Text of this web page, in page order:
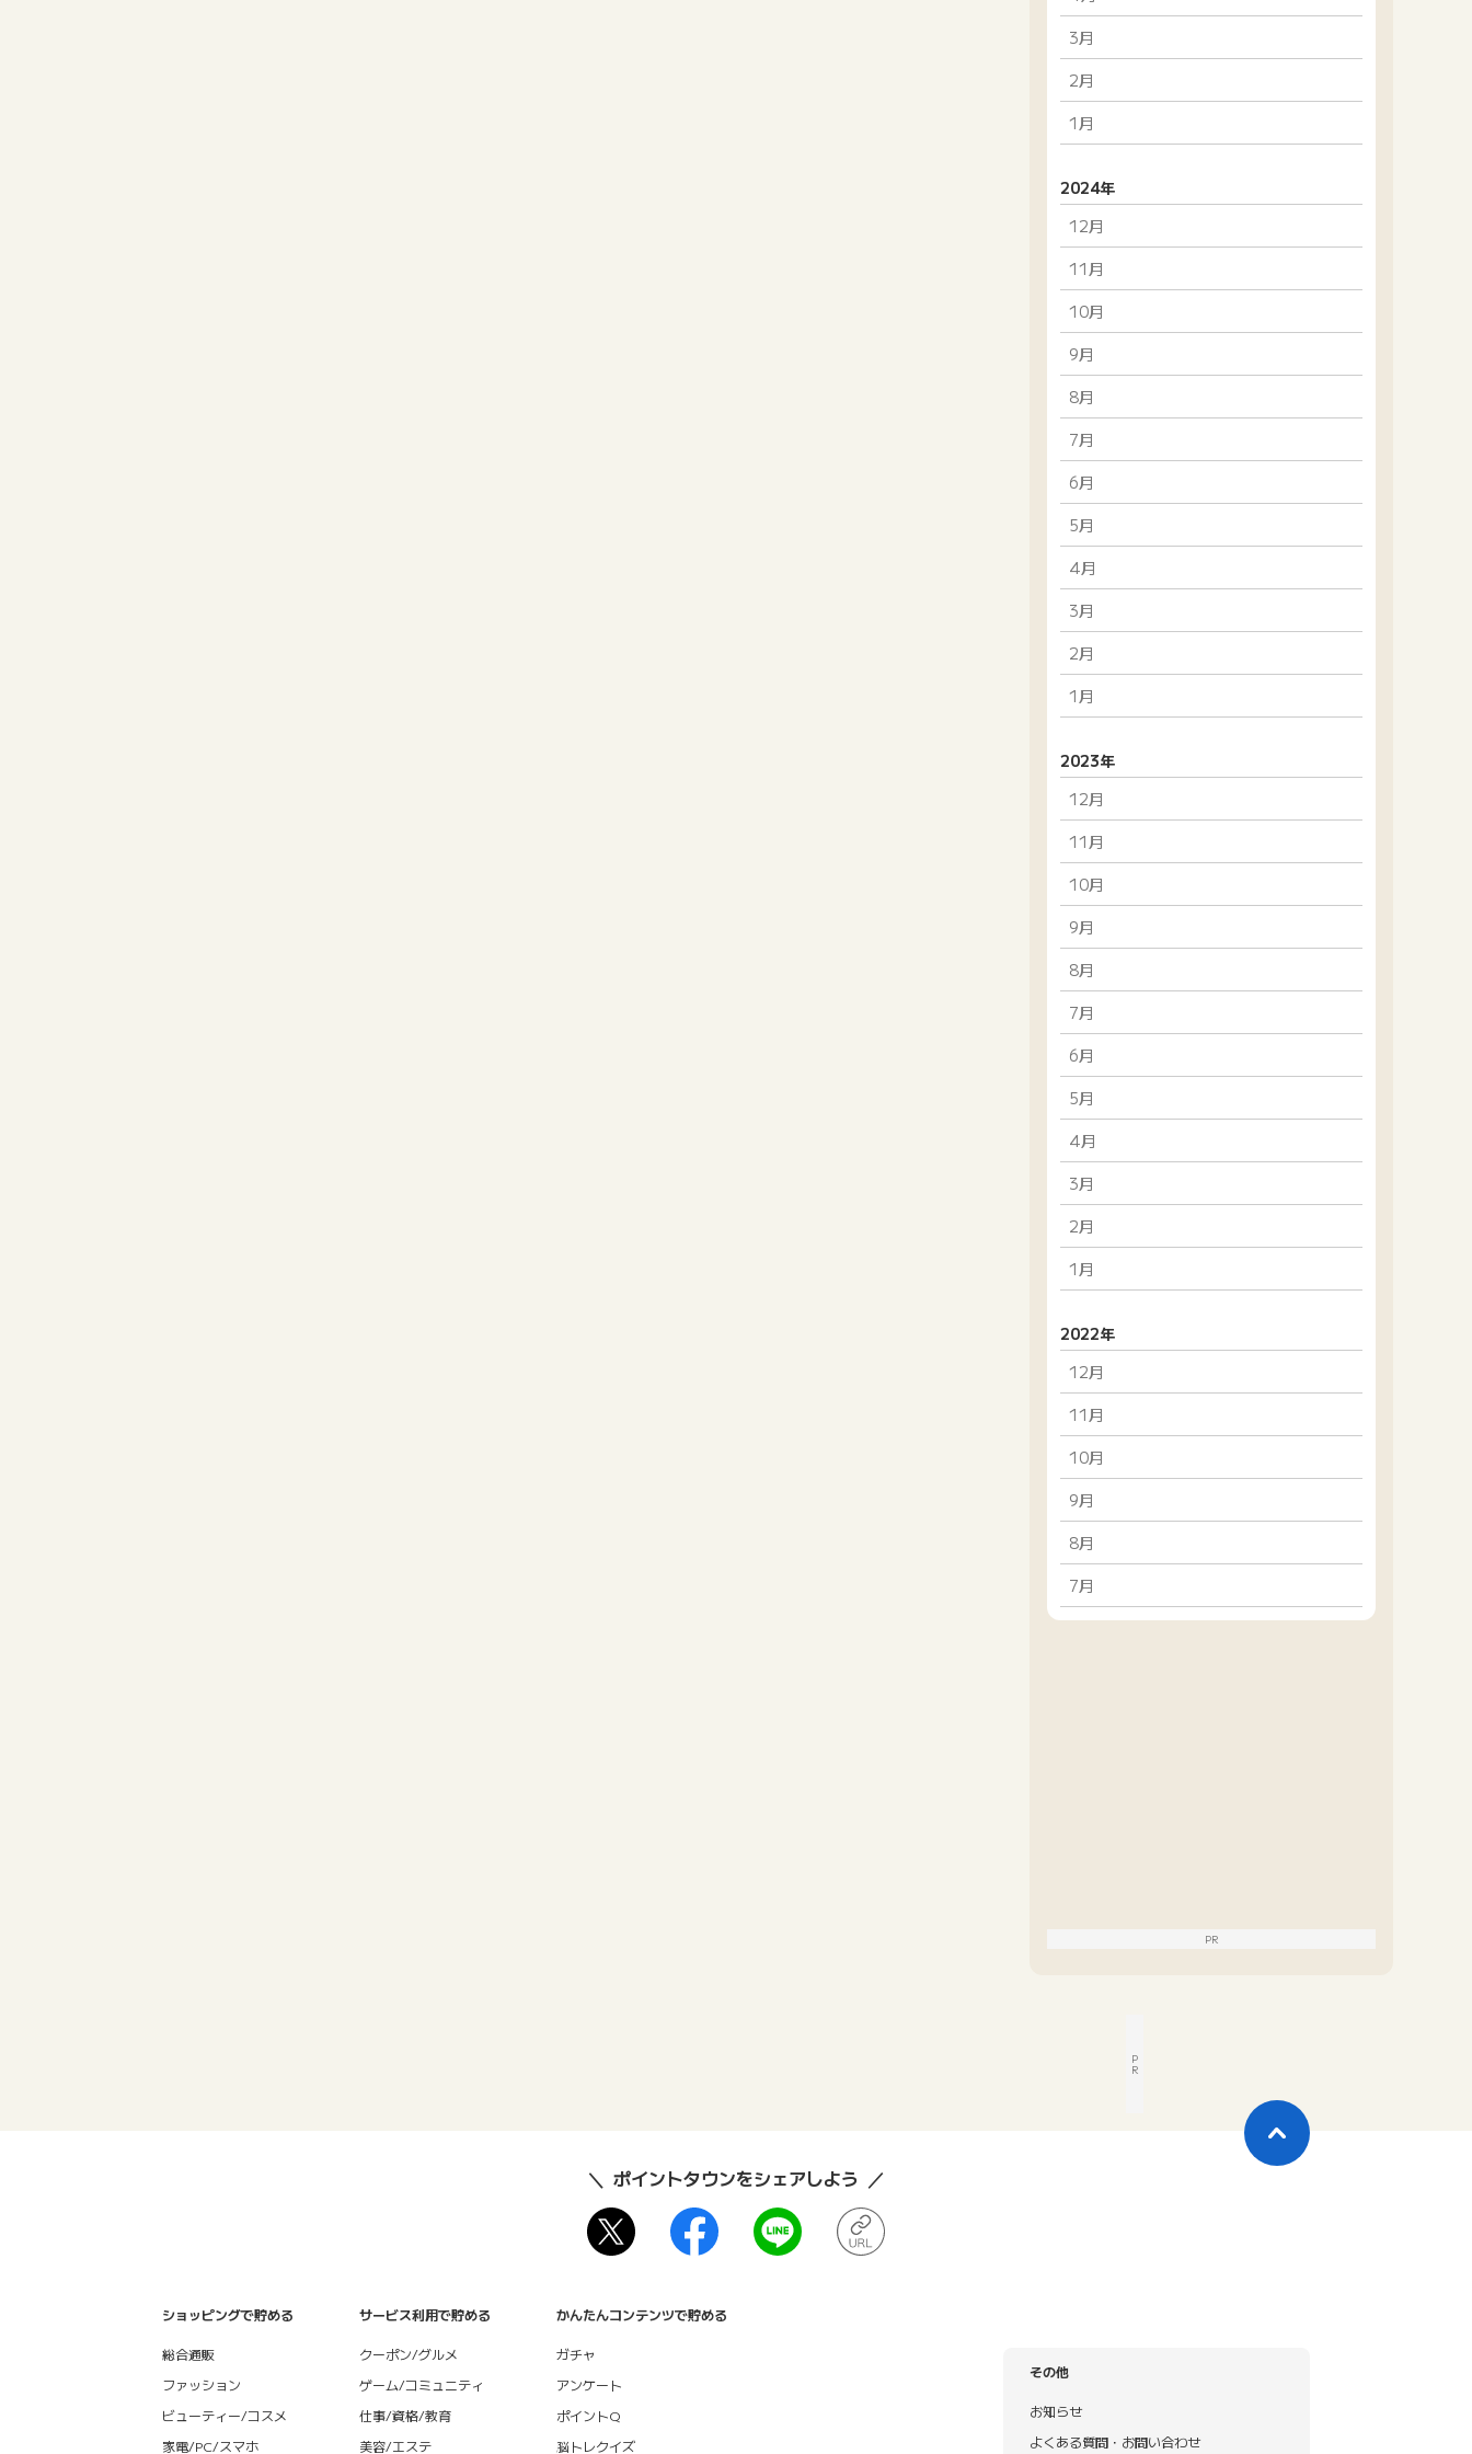
3月
2月
1月
2024年
12月
11月
10月
9月
8月
7月
6月
5月
4月
3月
2月
1月
2023年
12月
11月
10月
9月
8月
7月
6月
5月
4月
3月
2月
1月
2022年
12月
11月
10月
9月
8月
7月
PR
P
R
ポイントタウンをシェアしよう
ショッピングで貯める
総合通販
ファッション
ビューティー/コスメ
家電/PC/スマホ
サービス利用で貯める
クーポン/グルメ
ゲーム/コミュニティ
仕事/資格/教育
美容/エステ
かんたんコンテンツで貯める
ガチャ
アンケート
ポイントQ
脳トレクイズ
その他
お知らせ
よくある質問・お問い合わせ